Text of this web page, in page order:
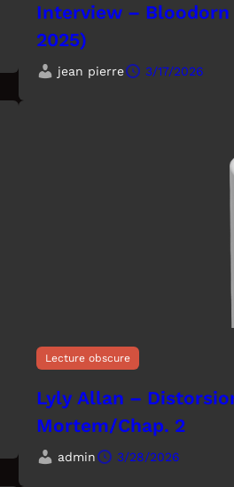
Interview – Bloodorn
2025)
jean pierre 3/17/2026
Lecture obscure
Lyly Allan –
Mortem/Chap. 2
admin 3/28/2026